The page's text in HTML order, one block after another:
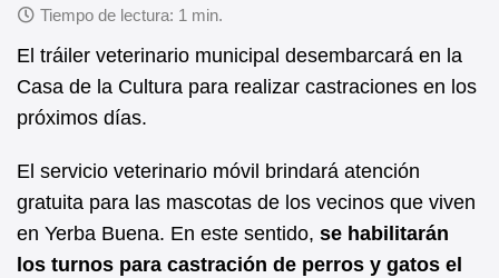
c
e
b
o
o
k
at
s
A
p
El tráiler veterinario municipal desembarcará en la
Casa de la Cultura para realizar castraciones en los
próximos días.
El servicio veterinario móvil brindará atención
gratuita para las mascotas de los vecinos que viven
en Yerba Buena. En este sentido, se habilitarán
los turnos para castración de perros y gatos el